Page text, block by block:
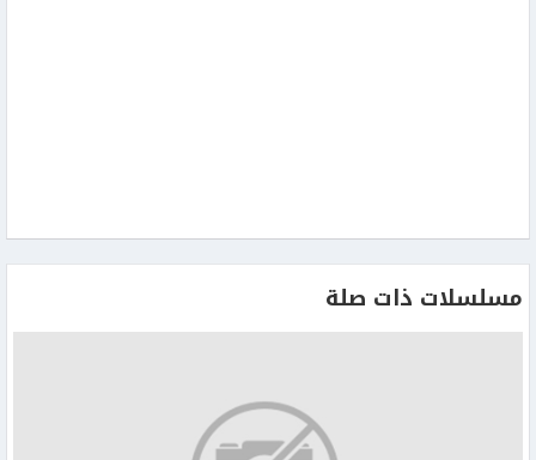
مسلسلات ذات صلة